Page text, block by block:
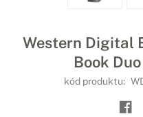
Western Digital
Book
kód produktu: